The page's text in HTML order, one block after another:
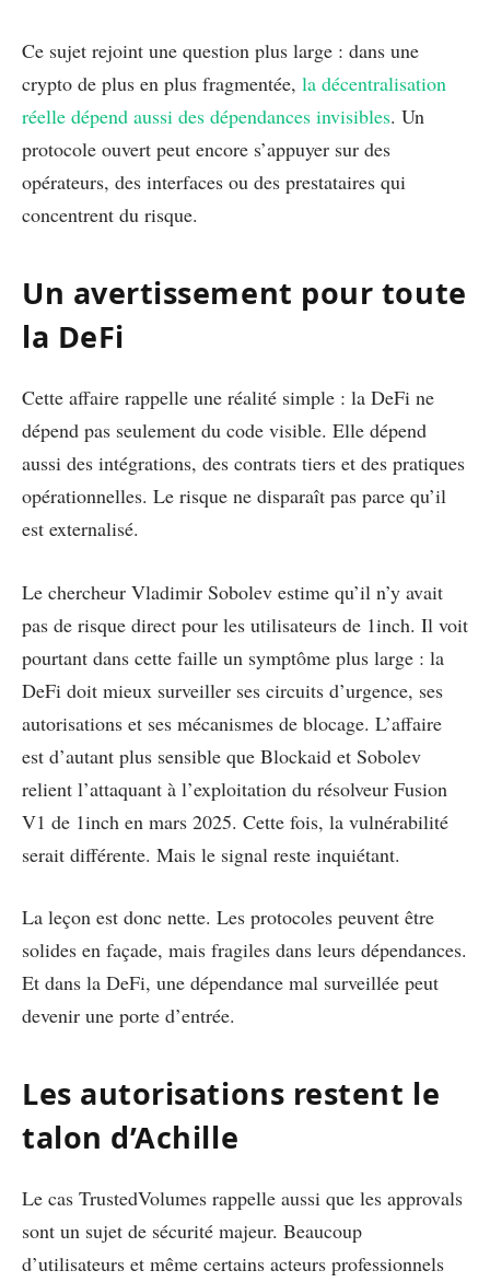
Ce sujet rejoint une question plus large : dans une
crypto de plus en plus fragmentée, la décentralisation
réelle dépend aussi des dépendances invisibles. Un
protocole ouvert peut encore s’appuyer sur des
opérateurs, des interfaces ou des prestataires qui
concentrent du risque.
Un avertissement pour toute
la DeFi
Cette affaire rappelle une réalité simple : la DeFi ne
dépend pas seulement du code visible. Elle dépend
aussi des intégrations, des contrats tiers et des pratiques
opérationnelles. Le risque ne disparaît pas parce qu’il
est externalisé.
Le chercheur Vladimir Sobolev estime qu’il n’y avait
pas de risque direct pour les utilisateurs de 1inch. Il voit
pourtant dans cette faille un symptôme plus large : la
DeFi doit mieux surveiller ses circuits d’urgence, ses
autorisations et ses mécanismes de blocage. L’affaire
est d’autant plus sensible que Blockaid et Sobolev
relient l’attaquant à l’exploitation du résolveur Fusion
V1 de 1inch en mars 2025. Cette fois, la vulnérabilité
serait différente. Mais le signal reste inquiétant.
La leçon est donc nette. Les protocoles peuvent être
solides en façade, mais fragiles dans leurs dépendances.
Et dans la DeFi, une dépendance mal surveillée peut
devenir une porte d’entrée.
Les autorisations restent le
talon d’Achille
Le cas TrustedVolumes rappelle aussi que les approvals
sont un sujet de sécurité majeur. Beaucoup
d’utilisateurs et même certains acteurs professionnels